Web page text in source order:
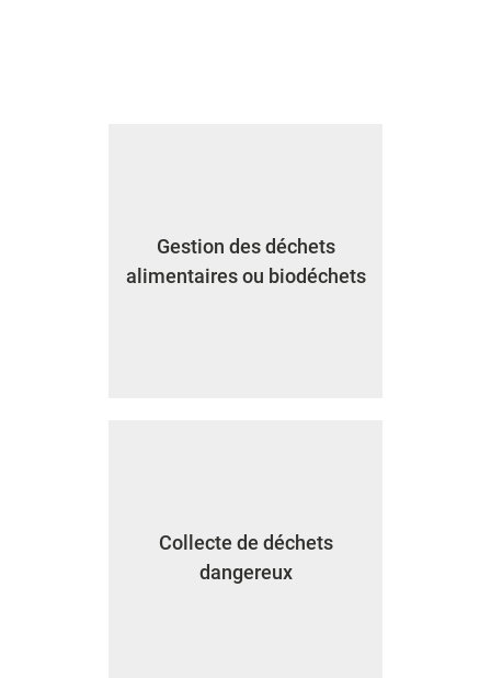
Gestion des déchets
alimentaires ou biodéchets
Collecte de déchets
dangereux